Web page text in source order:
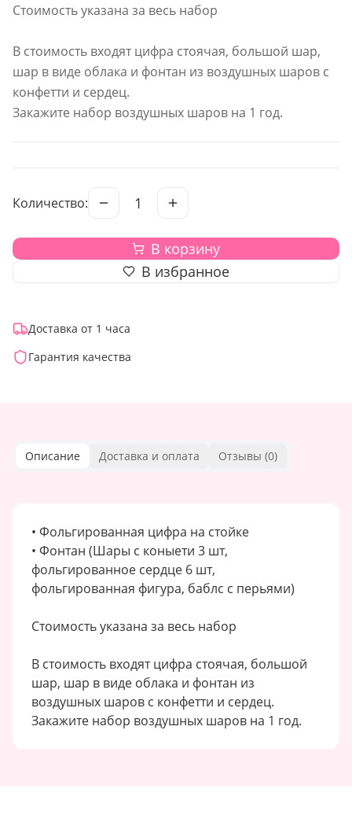
Стоимость указана за весь набор
В стоимость входят цифра стоячая, большой шар,
шар в виде облака и фонтан из воздушных шаров с
конфетти и сердец.
Закажите набор воздушных шаров на 1 год.
Количество: 1
В корзину
В избранное
Доставка от 1 часа
Гарантия качества
Описание Доставка и оплата Отзывы (0)
• Фольгированная цифра на стойке
• Фонтан (Шары с коныети 3 шт,
фольгированное сердце 6 шт,
фольгированная фигура, баблс с перьями)
Стоимость указана за весь набор
В стоимость входят цифра стоячая, большой
шар, шар в виде облака и фонтан из
воздушных шаров с конфетти и сердец.
Закажите набор воздушных шаров на 1 год.